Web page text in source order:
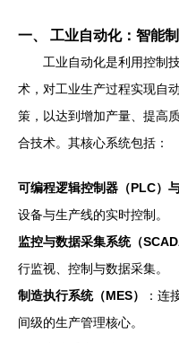
一、 工业自动化：智能
工业自动化是利用控制
术，对工业生产过程实现自
策，以达到增加产量、提高
合技术。其核心系统包括：
可编程逻辑控制器（PLC）
设备与生产线的实时控制。
监控与数据采集系统（
行监视、控制与数据采集。
制造执行系统（MES）
：连
间级的生产管理核心。